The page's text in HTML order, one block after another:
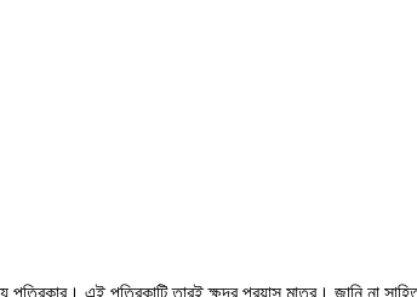
এই পত্রিকাটি তারই ক্ষুদ্র প্রয়াস মাত্র। জানি না